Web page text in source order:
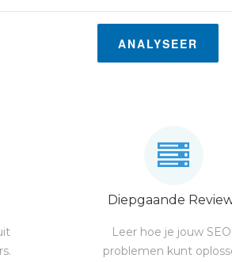
ANALYSEER
Diepgaande
Leer hoe je jouw
problemen kunt